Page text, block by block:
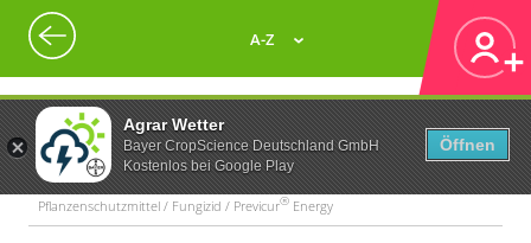
Agrar Wetter
Bayer CropScience Deutschland GmbH
Kostenlos bei Google Play
Öffnen
A-Z
Pflanzenschutzmittel / Fungizid / Previcur® Energy